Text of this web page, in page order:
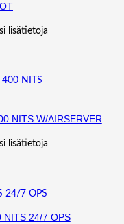
lisätietoja
NITS W/AIRSERVER
lisätietoja
NITS 24/7 OPS